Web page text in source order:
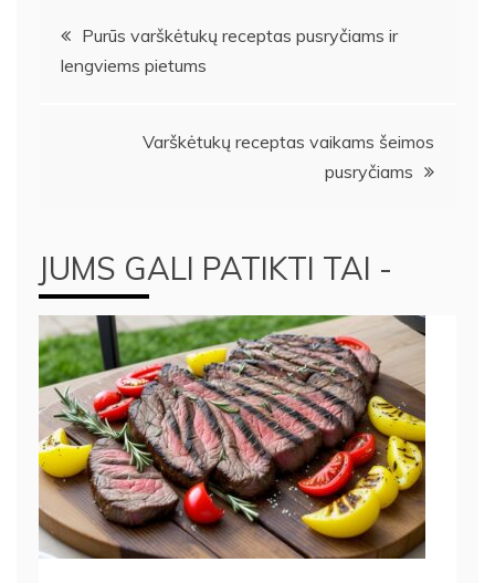
Navigacija
tarp
Purūs varškėtukų receptas pusryčiams ir
lengviems pietums
Varškėtukų receptas vaikams šeimos
pusryčiams
JUMS GALI PATIKTI TAI -